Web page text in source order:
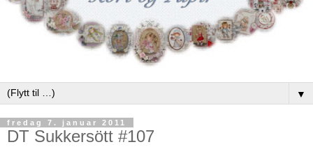
▼
fredag 7. januar 2011
DT Sukkersött #107